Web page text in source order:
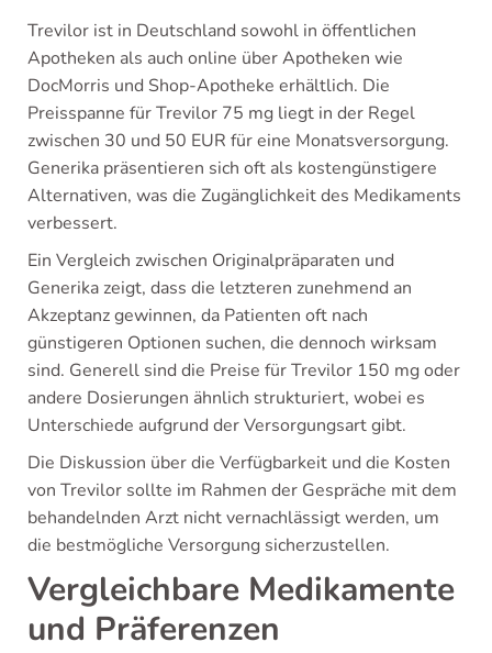
Trevilor ist in Deutschland sowohl in öffentlichen
Apotheken als auch online über Apotheken wie
DocMorris und Shop-Apotheke erhältlich. Die
Preisspanne für Trevilor 75 mg liegt in der Regel
zwischen 30 und 50 EUR für eine Monatsversorgung.
Generika präsentieren sich oft als kostengünstigere
Alternativen, was die Zugänglichkeit des Medikaments
verbessert.
Ein Vergleich zwischen Originalpräparaten und
Generika zeigt, dass die letzteren zunehmend an
Akzeptanz gewinnen, da Patienten oft nach
günstigeren Optionen suchen, die dennoch wirksam
sind. Generell sind die Preise für Trevilor 150 mg oder
andere Dosierungen ähnlich strukturiert, wobei es
Unterschiede aufgrund der Versorgungsart gibt.
Die Diskussion über die Verfügbarkeit und die Kosten
von Trevilor sollte im Rahmen der Gespräche mit dem
behandelnden Arzt nicht vernachlässigt werden, um
die bestmögliche Versorgung sicherzustellen.
Vergleichbare Medikamente
und Präferenzen